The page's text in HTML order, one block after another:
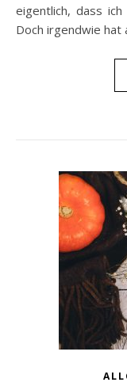
eigentlich, dass
Doch irgendwie hat